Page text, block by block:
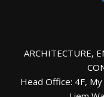
ARCHITECTURE,
Head Office: 4F,